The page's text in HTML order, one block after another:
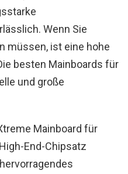
Wenn Sie
müssen, ist eine hohe
besten Mainboards für
und große
Mainboard für
End-Chipsatz